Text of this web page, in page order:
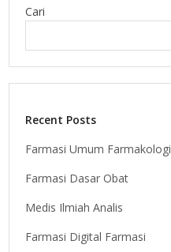
Cari
Recent Posts
Farmasi Umum Farmakologi
Farmasi Dasar Obat
Medis Ilmiah Analis
Farmasi Digital Farmasi